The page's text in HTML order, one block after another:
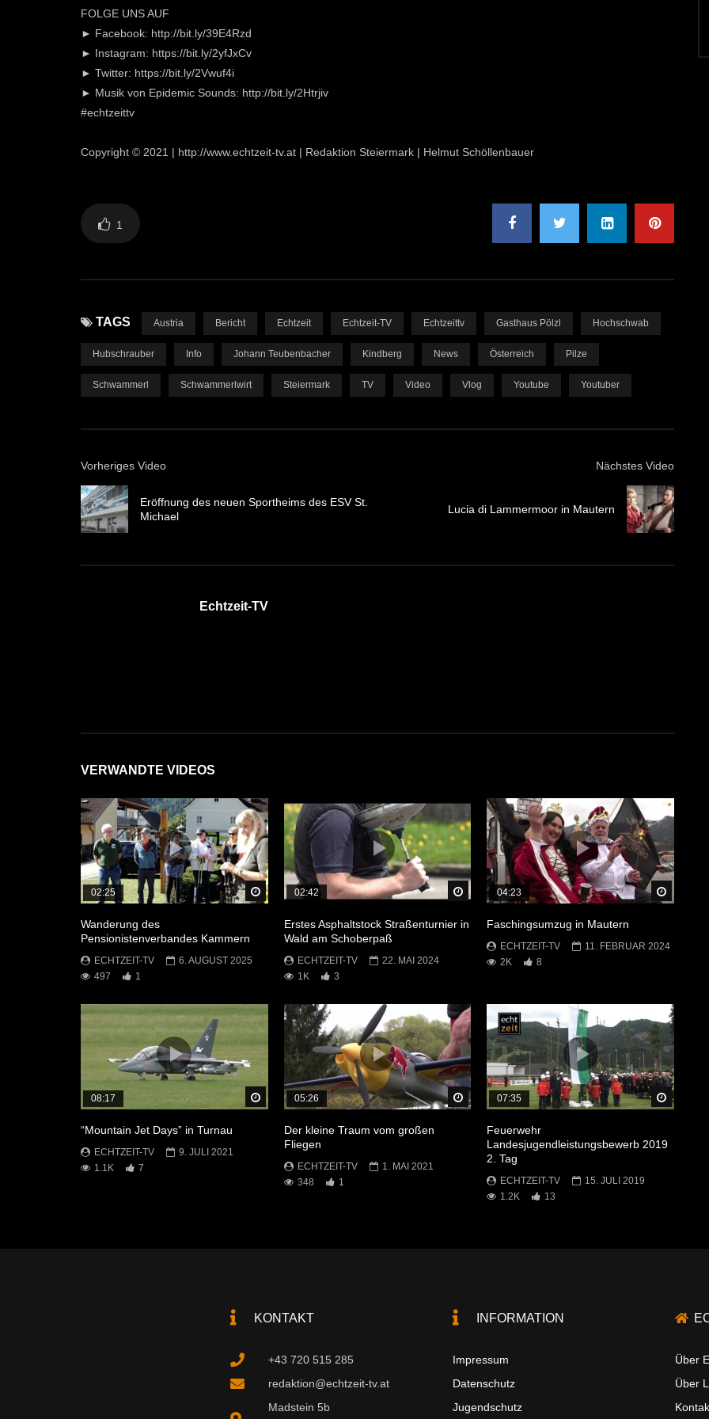
FOLGE UNS AUF
► Facebook: http://bit.ly/39E4Rzd
► Instagram: https://bit.ly/2yfJxCv
► Twitter: https://bit.ly/2Vwuf4i
► Musik von Epidemic Sounds: http://bit.ly/2Htrjiv
#echtzeittv
Copyright © 2021 | http://www.echtzeit-tv.at | Redaktion Steiermark | Helmut Schöllenbauer
1
TAGS Austria Bericht Echtzeit Echtzeit-TV Echtzeittv Gasthaus Pölzl Hochschwab
Hubschrauber Info Johann Teubenbacher Kindberg News Österreich Pilze
Schwammerl Schwammerlwirt Steiermark TV Video Vlog Youtube Youtuber
Vorheriges Video
Eröffnung des neuen Sportheims des ESV St.
Michael
Nächstes Video
Lucia di Lammermoor in Mautern
Echtzeit-TV
VERWANDTE VIDEOS
Später Ansehen
02:25
Wanderung des
Pensionistenverbandes Kammern
ECHTZEIT-TV
6. AUGUST 2025
497
1
Später Ansehen
02:42
Erstes Asphaltstock Straßenturnier in
Wald am Schoberpaß
ECHTZEIT-TV
22. MAI 2024
1K
3
04:23
Faschingsumzug in Mautern
ECHTZEIT-TV
11. FEBRUAR 2024
2K
8
Später Ansehen
08:17
“Mountain Jet Days” in Turnau
ECHTZEIT-TV
9. JULI 2021
1.1K
7
Später Ansehen
05:26
Der kleine Traum vom großen
Fliegen
ECHTZEIT-TV
1. MAI 2021
348
1
Später
07:35
Feuerwehr
Landesjugendleistungsbewerb 2019
2. Tag
ECHTZEIT-TV
15. JULI 2019
1.2K
13
KONTAKT
+43 720 515 285
redaktion@echtzeit-tv.at
Madstein 5b
INFORMATION
Impressum
Datenschutz
Jugendschutz
Über
Über